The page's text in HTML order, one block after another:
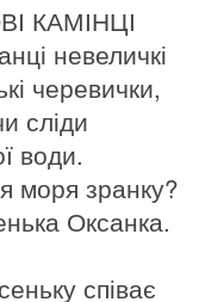
КАМІНЦІ
невеличкі
черевички,
сліди
води.
моря зранку?
Оксанка.
співає